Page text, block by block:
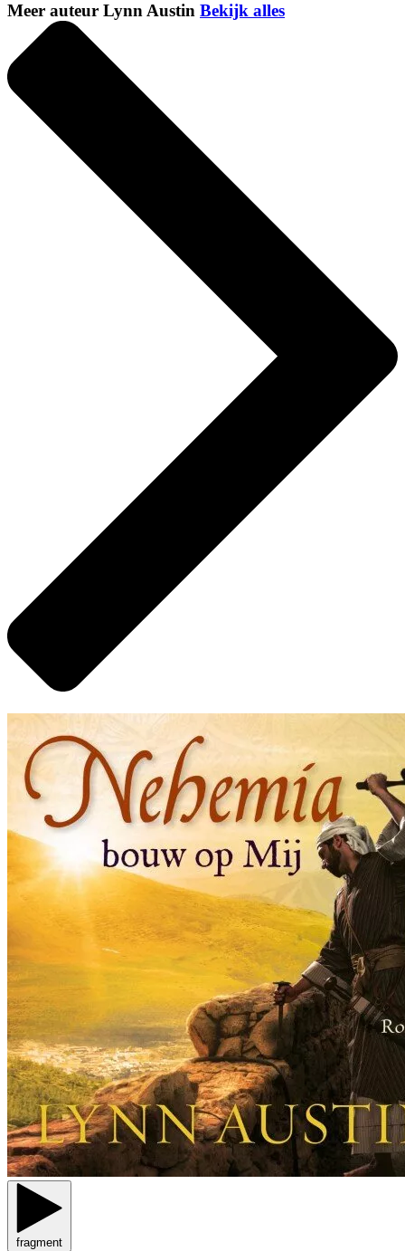
Meer auteur Lynn Austin Bekijk alles
fragment